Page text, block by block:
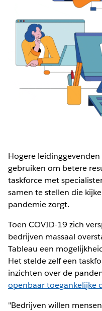
Hogere
gebruiken om betere
taskforce met
samen te stellen die
pandemie zorgt.
Toen COVID-19 zich
bedrijven massaal
Tableau een
Het stelde zelf een
inzichten over de
openbaar toegankelijke
"Bedrijven willen